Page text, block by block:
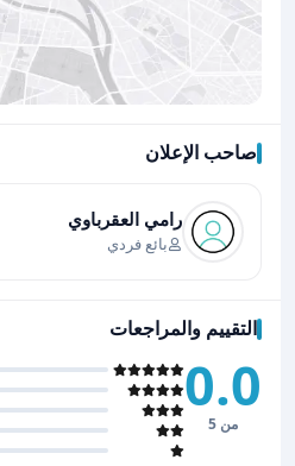
صاحب الإعلان
رامي العقرباوي
بائع فردي
التقييم والمراجعات
0.0
من 5